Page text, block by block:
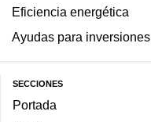
Eficiencia energética
Ayudas para inversiones
SECCIONES
Portada